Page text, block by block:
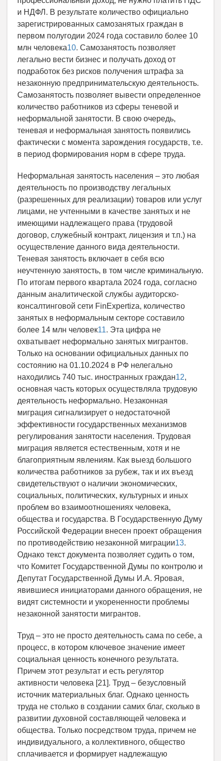
и НДФЛ. В результате количество официально
зарегистрированных самозанятых граждан в
первом полугодии 2024 года составило более 10
млн человека10. Самозанятость позволяет
легально вести бизнес и получать доход от
подработок без рисков получения штрафа за
незаконную предпринимательскую деятельность.
Самозанятость позволяет вывести определенное
количество работников из сферы теневой и
неформальной занятости. В свою очередь,
теневая и неформальная занятость появились
фактически с момента зарождения государств, т.е.
в период формирования норм в сфере труда.
Неформальная занятость населения – это любая
деятельность по производству легальных
(разрешенных для реализации) товаров или услуг
лицами, не учтенными в качестве занятых и не
имеющими надлежащего права (трудовой
договор, служебный контракт, лицензия и т.п.) на
осуществление данного вида деятельности.
Теневая занятость включает в себя всю
неучтенную занятость, в том числе криминальную.
По итогам первого квартала 2024 года, согласно
данным аналитической службы аудиторско-
консалтинговой сети FinExpertiza, количество
занятых в неформальным секторе составило
более 14 млн человек11. Эта цифра не
охватывает неформально занятыx мигрантов.
Только на основании официальных данных по
состоянию на 01.10.2024 в РФ нелегально
находились 740 тыс. иностранных граждан12,
основная часть которых осуществляла трудовую
деятельность неформально. Незаконная
миграция сигнализирует о недостаточной
эффективности государственных механизмов
регулирования занятости населения. Трудовая
миграция является естественным, хотя и не
благоприятным явлениям. Как выезд большого
количества работников за рубеж, так и их въезд
свидетельствуют о наличии экономических,
социальных, политических, культурных и иных
проблем во взаимоотношениях человека,
общества и государства. В Государственную Думу
Российской Федерации внесен проект обращения
по противодействию незаконной миграции13.
Однако текст документа позволяет судить о том,
что Комитет Государственной Думы по контролю и
Депутат Государственной Думы И.А. Яровая,
явившиеся инициаторами данного обращения, не
видят системности и укорененности проблемы
незаконной занятости мигрантов.
Труд – это не просто деятельность сама по себе, а
процесс, в котором ключевое значение имеет
социальная ценность конечного результата.
Причем этот результат и есть регулятор
активности человека [21]. Труд – безусловный
источник материальных благ. Однако ценность
труда не столько в создании самих благ, сколько в
развитии духовной составляющей человека и
общества. Только посредством труда, причем не
индивидуального, а коллективного, общество
сплачивается и формирует надлежащую